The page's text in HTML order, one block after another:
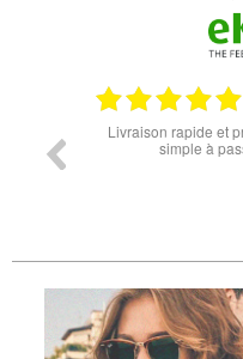
Livraison rapide et
simple à